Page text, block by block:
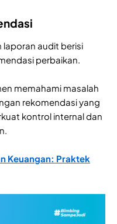
laporan audit berisi
perbaikan.
memahami masalah
rekomendasi yang
kontrol internal dan
Keuangan: Praktek